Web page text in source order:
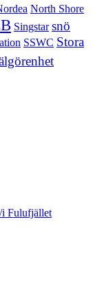
North Shore
Singstar snö
SSWC Stora
i Fulufjället